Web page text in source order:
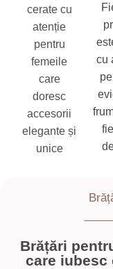
cerate cu
atenție
pentru
femeile
care
doresc
accesorii
elegante și
unice
cu
Brățări
care iubesc